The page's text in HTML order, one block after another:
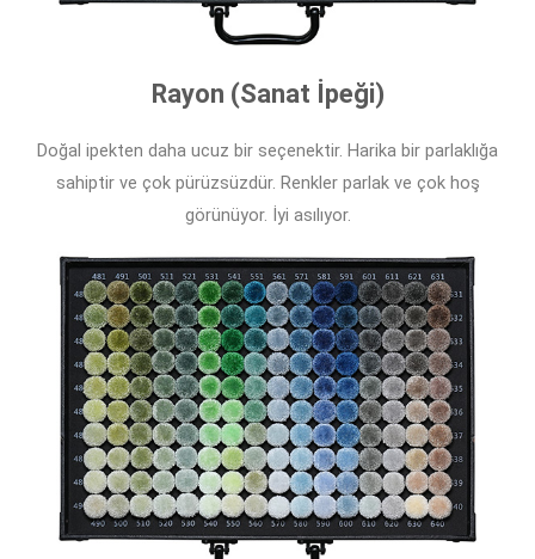
Rayon (Sanat İpeği)
Doğal ipekten daha ucuz bir seçenektir. Harika bir parlaklığa
sahiptir ve çok pürüzsüzdür. Renkler parlak ve çok hoş
görünüyor. İyi asılıyor.